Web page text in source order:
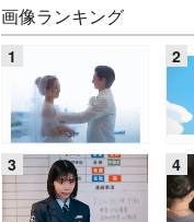
画像ランキング